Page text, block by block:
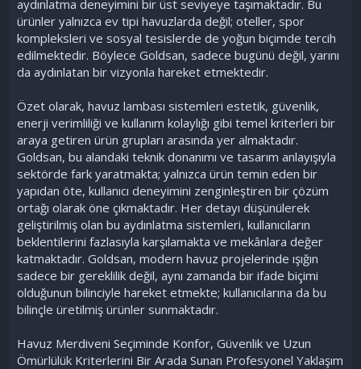
aydınlatma deneyimini bir üst seviyeye taşımaktadır. Bu
ürünler yalnızca ev tipi havuzlarda değil; oteller, spor
kompleksleri ve sosyal tesislerde de yoğun biçimde tercih
edilmektedir. Böylece Goldsan, sadece bugünü değil, yarını
da aydınlatan bir vizyonla hareket etmektedir.
Özet olarak, havuz lambası sistemleri estetik, güvenlik,
enerji verimliliği ve kullanım kolaylığı gibi temel kriterleri bir
araya getiren ürün grupları arasında yer almaktadır.
Goldsan, bu alandaki teknik donanımı ve tasarım anlayışıyla
sektörde fark yaratmakta; yalnızca ürün temin eden bir
yapıdan öte, kullanıcı deneyimini zenginleştiren bir çözüm
ortağı olarak öne çıkmaktadır. Her detayı düşünülerek
geliştirilmiş olan bu aydınlatma sistemleri, kullanıcıların
beklentilerini fazlasıyla karşılamakta ve mekânlara değer
katmaktadır. Goldsan, modern havuz projelerinde ışığın
sadece bir gereklilik değil, aynı zamanda bir ifade biçimi
olduğunun bilinciyle hareket etmekte; kullanıcılarına da bu
bilinçle üretilmiş ürünler sunmaktadır.
Havuz Merdiveni Seçiminde Konfor, Güvenlik ve Uzun
Ömürlülük Kriterlerini Bir Arada Sunan Profesyonel Yaklaşım